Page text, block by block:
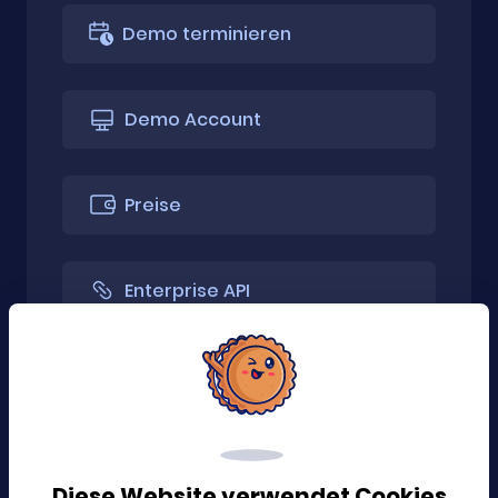
Demo terminieren
Demo Account
Preise
Enterprise API
Erweiterung holen